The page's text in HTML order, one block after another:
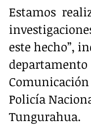
Estamos
este hecho”,
departamento
Policía
Tungurahua.